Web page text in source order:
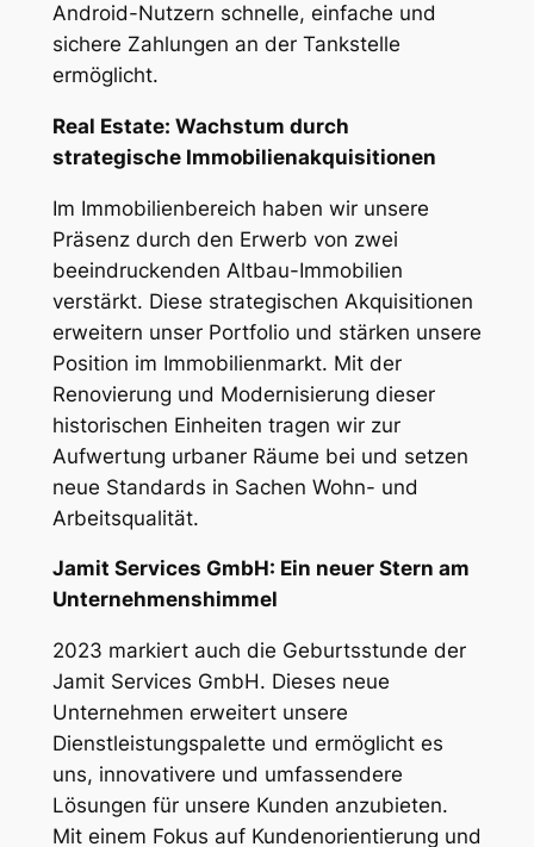
Android-Nutzern schnelle, einfache und
sichere Zahlungen an der Tankstelle
ermöglicht.
Real Estate: Wachstum durch
strategische Immobilienakquisitionen
Im Immobilienbereich haben wir unsere
Präsenz durch den Erwerb von zwei
beeindruckenden Altbau-Immobilien
verstärkt. Diese strategischen Akquisitionen
erweitern unser Portfolio und stärken unsere
Position im Immobilienmarkt. Mit der
Renovierung und Modernisierung dieser
historischen Einheiten tragen wir zur
Aufwertung urbaner Räume bei und setzen
neue Standards in Sachen Wohn- und
Arbeitsqualität.
Jamit Services GmbH: Ein neuer Stern am
Unternehmenshimmel
2023 markiert auch die Geburtsstunde der
Jamit Services GmbH. Dieses neue
Unternehmen erweitert unsere
Dienstleistungspalette und ermöglicht es
uns, innovativere und umfassendere
Lösungen für unsere Kunden anzubieten.
Mit einem Fokus auf Kundenorientierung und